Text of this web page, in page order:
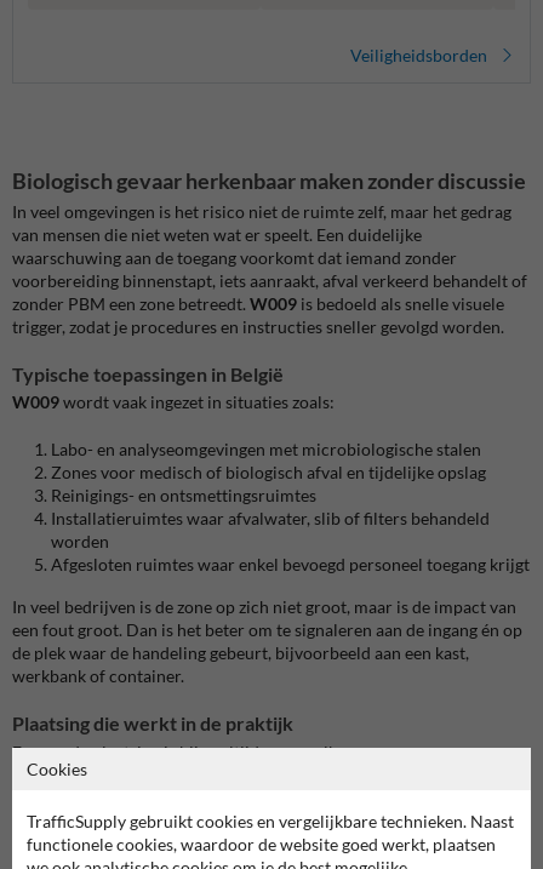
Veiligheidsborden
Biologisch gevaar herkenbaar maken zonder discussie
In veel omgevingen is het risico niet de ruimte zelf, maar het gedrag
van mensen die niet weten wat er speelt. Een duidelijke
waarschuwing aan de toegang voorkomt dat iemand zonder
voorbereiding binnenstapt, iets aanraakt, afval verkeerd behandelt of
zonder PBM een zone betreedt. W009 is bedoeld als snelle visuele
trigger, zodat je procedures en instructies sneller gevolgd worden.
Typische toepassingen in België
W009wordt vaak ingezet in situaties zoals:
Labo- en analyseomgevingen met microbiologische stalen
Zones voor medisch of biologisch afval en tijdelijke opslag
Reinigings- en ontsmettingsruimtes
Installatieruimtes waar afvalwater, slib of filters behandeld
worden
Afgesloten ruimtes waar enkel bevoegd personeel toegang krijgt
In veel bedrijven is de zone op zich niet groot, maar is de impact van
een fout groot. Dan is het beter om te signaleren aan de ingang én op
de plek waar de handeling gebeurt, bijvoorbeeld aan een kast,
werkbank of container.
Plaatsing die werkt in de praktijk
Een goede plaatsing is bijna altijd voorspelbaar:
Voor het risicopunt, zodat iemand nog kan stoppen of PBM kan
nemen
Cookies
TrafficSupply gebruikt cookies en vergelijkbare technieken. Naast
functionele cookies, waardoor de website goed werkt, plaatsen